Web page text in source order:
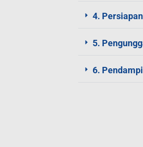
4.
5.
6.